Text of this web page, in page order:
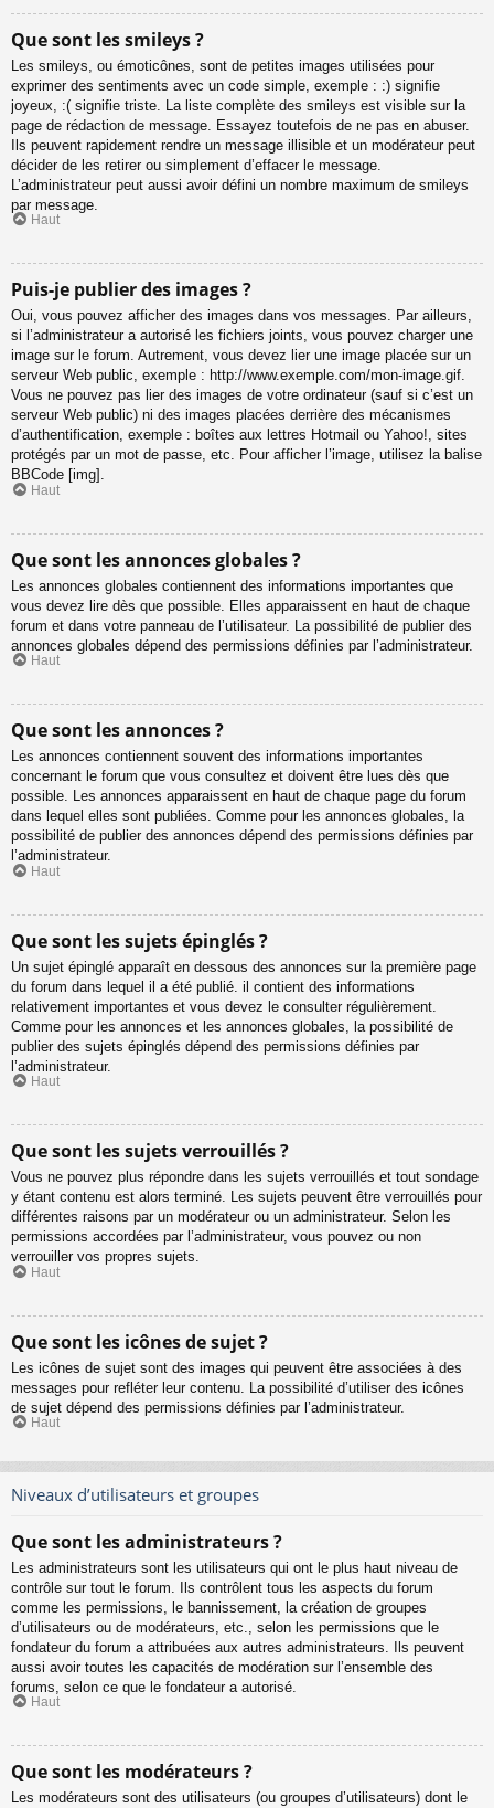
Que sont les smileys ?
Les smileys, ou émoticônes, sont de petites images utilisées pour
exprimer des sentiments avec un code simple, exemple : :) signifie
joyeux, :( signifie triste. La liste complète des smileys est visible sur la
page de rédaction de message. Essayez toutefois de ne pas en abuser.
Ils peuvent rapidement rendre un message illisible et un modérateur peut
décider de les retirer ou simplement d’effacer le message.
L’administrateur peut aussi avoir défini un nombre maximum de smileys
par message.
Haut
Puis-je publier des images ?
Oui, vous pouvez afficher des images dans vos messages. Par ailleurs,
si l’administrateur a autorisé les fichiers joints, vous pouvez charger une
image sur le forum. Autrement, vous devez lier une image placée sur un
serveur Web public, exemple : http://www.exemple.com/mon-image.gif.
Vous ne pouvez pas lier des images de votre ordinateur (sauf si c’est un
serveur Web public) ni des images placées derrière des mécanismes
d’authentification, exemple : boîtes aux lettres Hotmail ou Yahoo!, sites
protégés par un mot de passe, etc. Pour afficher l’image, utilisez la balise
BBCode [img].
Haut
Que sont les annonces globales ?
Les annonces globales contiennent des informations importantes que
vous devez lire dès que possible. Elles apparaissent en haut de chaque
forum et dans votre panneau de l’utilisateur. La possibilité de publier des
annonces globales dépend des permissions définies par l’administrateur.
Haut
Que sont les annonces ?
Les annonces contiennent souvent des informations importantes
concernant le forum que vous consultez et doivent être lues dès que
possible. Les annonces apparaissent en haut de chaque page du forum
dans lequel elles sont publiées. Comme pour les annonces globales, la
possibilité de publier des annonces dépend des permissions définies par
l’administrateur.
Haut
Que sont les sujets épinglés ?
Un sujet épinglé apparaît en dessous des annonces sur la première page
du forum dans lequel il a été publié. il contient des informations
relativement importantes et vous devez le consulter régulièrement.
Comme pour les annonces et les annonces globales, la possibilité de
publier des sujets épinglés dépend des permissions définies par
l’administrateur.
Haut
Que sont les sujets verrouillés ?
Vous ne pouvez plus répondre dans les sujets verrouillés et tout sondage
y étant contenu est alors terminé. Les sujets peuvent être verrouillés pour
différentes raisons par un modérateur ou un administrateur. Selon les
permissions accordées par l’administrateur, vous pouvez ou non
verrouiller vos propres sujets.
Haut
Que sont les icônes de sujet ?
Les icônes de sujet sont des images qui peuvent être associées à des
messages pour refléter leur contenu. La possibilité d’utiliser des icônes
de sujet dépend des permissions définies par l’administrateur.
Haut
Niveaux d’utilisateurs et groupes
Que sont les administrateurs ?
Les administrateurs sont les utilisateurs qui ont le plus haut niveau de
contrôle sur tout le forum. Ils contrôlent tous les aspects du forum
comme les permissions, le bannissement, la création de groupes
d’utilisateurs ou de modérateurs, etc., selon les permissions que le
fondateur du forum a attribuées aux autres administrateurs. Ils peuvent
aussi avoir toutes les capacités de modération sur l’ensemble des
forums, selon ce que le fondateur a autorisé.
Haut
Que sont les modérateurs ?
Les modérateurs sont des utilisateurs (ou groupes d’utilisateurs) dont le